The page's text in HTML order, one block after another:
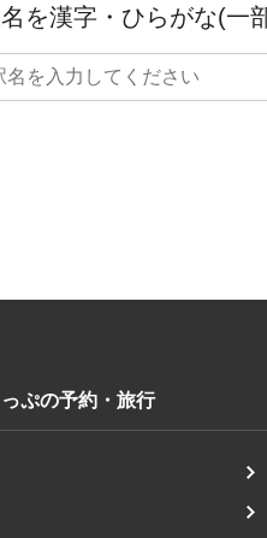
を漢字・ひらがな(一
ぷの予約・旅行